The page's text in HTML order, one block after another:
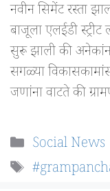
नवीन सिमेंट रस्ता
बाजूला एलईडी
सुरू झाली की
सगळ्या
जणांना वाटते की
Categories
Social News
Tags